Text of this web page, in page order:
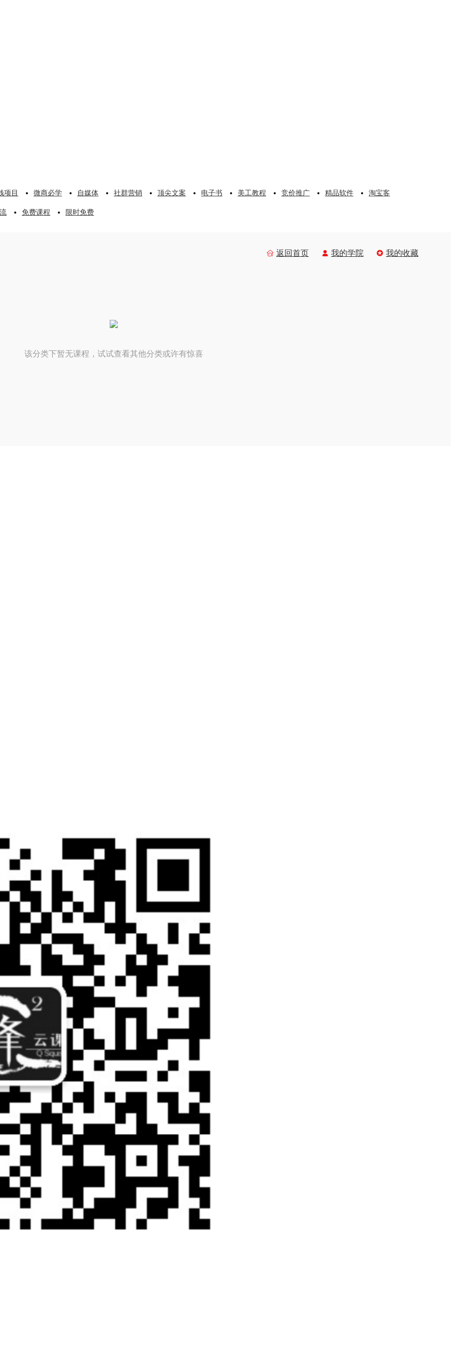
项目 微商必学 自媒体 社群营销 顶尖文案 电子书 美工教程 竞价推广 精品软件 淘宝客
免费课程 限时免费
 返回首页  我的学院  我的收藏
该分类下暂无课程，试试查看其他分类或许有惊喜